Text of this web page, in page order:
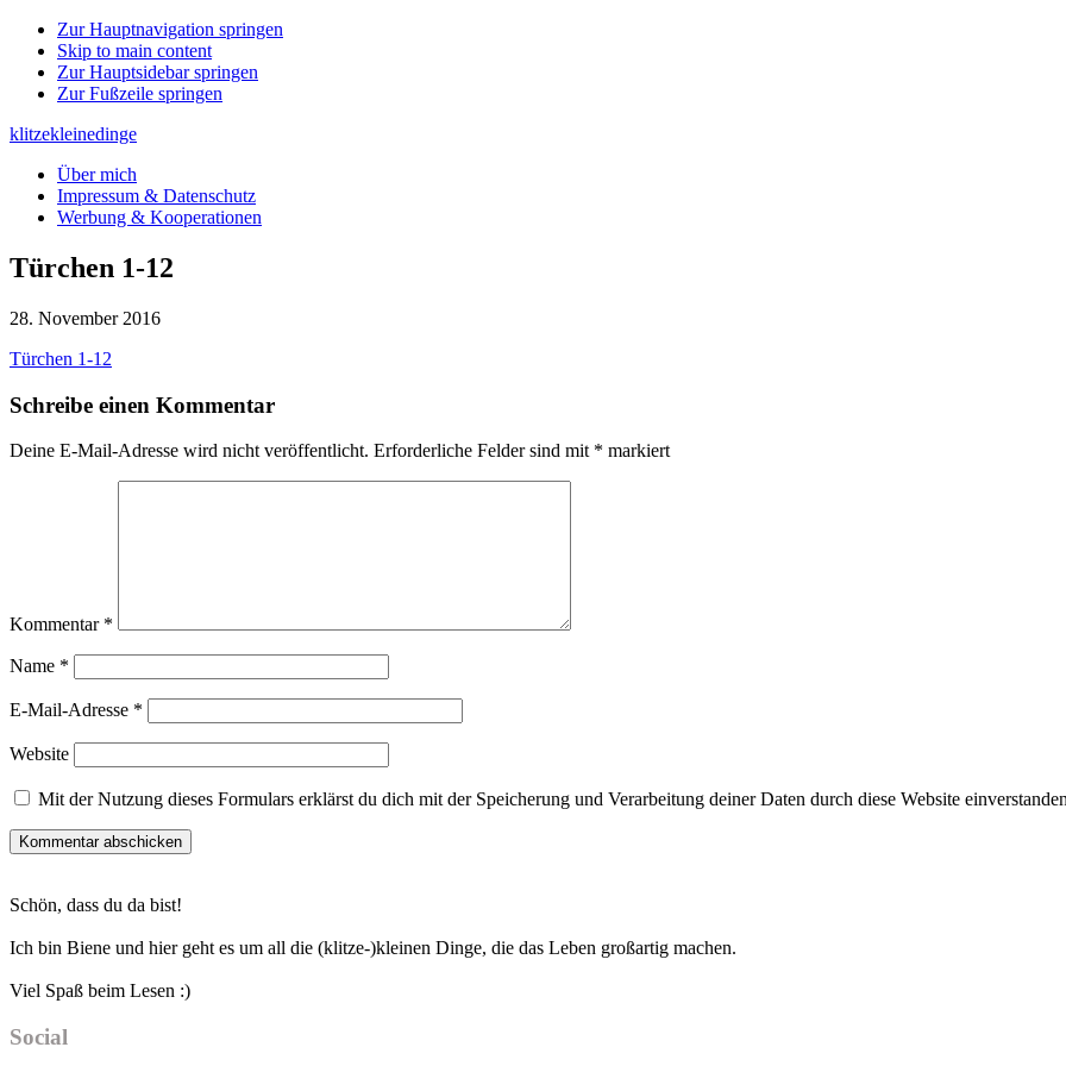
Zur Hauptnavigation springen
Skip to main content
Zur Hauptsidebar springen
Zur Fußzeile springen
klitzekleinedinge
Über mich
Impressum & Datenschutz
Werbung & Kooperationen
Türchen 1-12
28. November 2016
Türchen 1-12
Leser-
Schreibe einen Kommentar
Deine E-Mail-Adresse wird nicht veröffentlicht. Erforderliche Felder sind mit * markiert
Kommentar *
Name *
E-Mail-Adresse *
Website
Mit der Nutzung dieses Formulars erklärst du dich mit der Speicherung und Verarbeitung deiner Daten durch diese Website
Sidebar
Schön, dass du da bist!
Ich bin Biene und hier geht es um all die (klitze-)kleinen Dinge, die das Leben großartig machen.
Viel Spaß beim Lesen :)
Social